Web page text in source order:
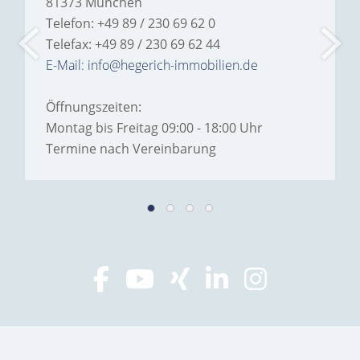
Telefon: +49 89 / 230 69 62 0
Telefax: +49 89 / 230 69 62 44
E-Mail: info@hegerich-immobilien.de
Öffnungszeiten:
Montag bis Freitag 09:00 - 18:00 Uhr
Termine nach Vereinbarung